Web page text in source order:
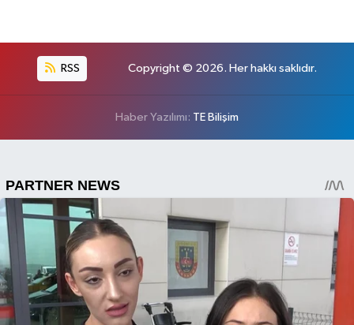
RSS Copyright © 2026. Her hakkı saklıdır.
Haber Yazılımı: TE Bilişim